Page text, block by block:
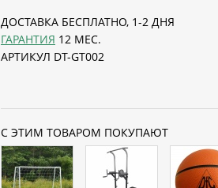
ДОСТАВКА БЕСПЛАТНО, 1-2 ДНЯ
ГАРАНТИЯ 12 МЕС.
АРТИКУЛ DT-GT002
С ЭТИМ ТОВАРОМ ПОКУПАЮТ